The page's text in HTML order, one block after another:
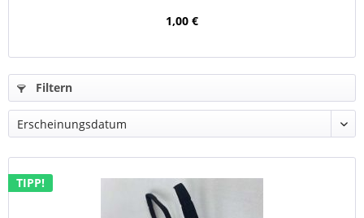
1,00 €
Filtern
TIPP!